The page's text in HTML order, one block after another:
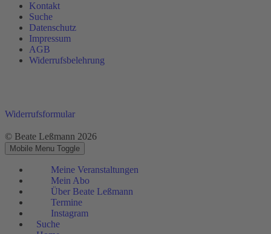
Kontakt
Suche
Datenschutz
Impressum
AGB
Widerrufsbelehrung
Widerrufsformular
© Beate Leßmann 2026
Mobile Menu Toggle
Meine Veranstaltungen
Mein Abo
Über Beate Leßmann
Termine
Instagram
Suche